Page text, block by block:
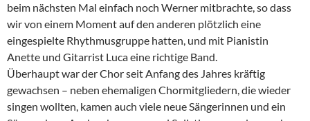
beim nächsten Mal einfach noch Werner mitbrachte, so dass
wir von einem Moment auf den anderen plötzlich eine
eingespielte Rhythmusgruppe hatten, und mit Pianistin
Anette und Gitarrist Luca eine richtige Band.
Überhaupt war der Chor seit Anfang des Jahres kräftig
gewachsen – neben ehemaligen Chormitgliedern, die wieder
singen wollten, kamen auch viele neue Sängerinnen und ein